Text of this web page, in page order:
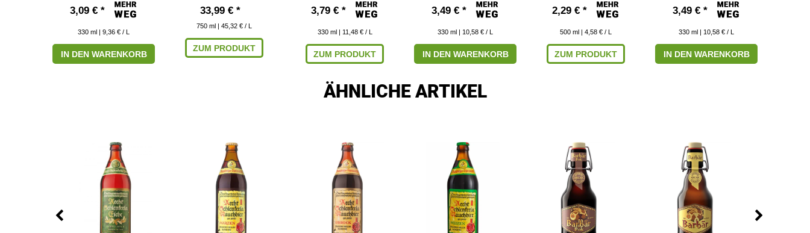
3,09 € *
330 ml | 9,36 € / L
IN DEN WARENKORB
33,99 € *
750 ml | 45,32 € / L
ZUM PRODUKT
3,79 € *
330 ml | 11,48 € / L
ZUM PRODUKT
3,49 € *
330 ml | 10,58 € / L
IN DEN WARENKORB
2,29 € *
500 ml | 4,58 € / L
ZUM PRODUKT
3,49 € *
330 ml | 10,58 € / L
IN DEN WARENKORB
ÄHNLICHE ARTIKEL